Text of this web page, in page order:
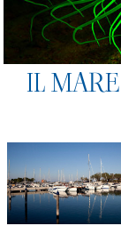
IL